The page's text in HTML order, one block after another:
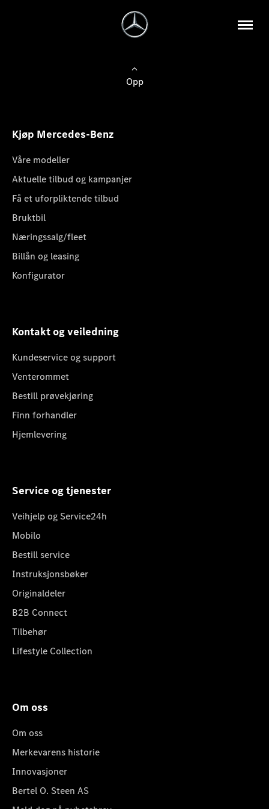
Opp
Kjøp Mercedes-Benz
Våre modeller
Aktuelle tilbud og kampanjer
Få et uforpliktende tilbud
Bruktbil
Næringssalg/fleet
Billån og leasing
Konfigurator
Kontakt og veiledning
Kundeservice og support
Venterommet
Bestill prøvekjøring
Finn forhandler
Hjemlevering
Service og tjenester
Veihjelp og Service24h
Mobilo
Bestill service
Instruksjonsbøker
Originaldeler
B2B Connect
Tilbehør
Lifestyle Collection
Om oss
Om oss
Merkevarens historie
Innovasjoner
Bertel O. Steen AS